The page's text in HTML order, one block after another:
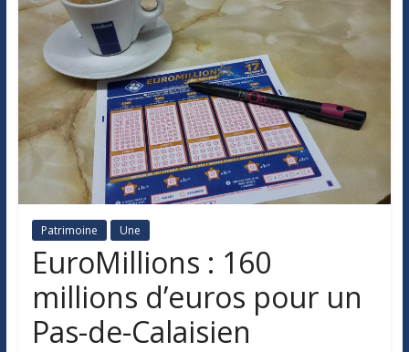
Patrimoine Une
EuroMillions : 160
millions d’euros pour un
Pas-de-Calaisien